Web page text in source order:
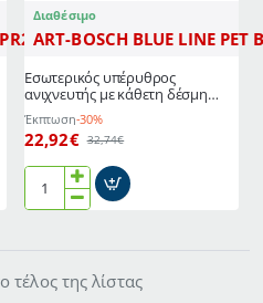
W12
Διαθέσιμο
ART-BOSCH BLUE LINE PET
Εσωτερικός υπέρυθρος
ανιχνευτής με κάθετη δέσμη
BOSCH BLUE LINE PET BPR2-
WP12 με 8 επίπεδα εντοπισμού
Έκπτωση-30%
22,92€ 32,74€
Εσωτερικός
κάθετη
τέλος της λίστας